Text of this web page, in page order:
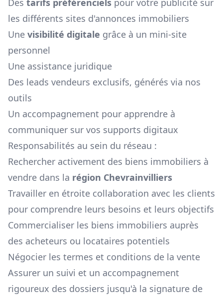
Des tarifs préférenciels pour votre publicité sur
les différents sites d'annonces immobiliers
Une visibilité digitale grâce à un mini-site
personnel
Une assistance juridique
Des leads vendeurs exclusifs, générés via nos
outils
Un accompagnement pour apprendre à
communiquer sur vos supports digitaux
Responsabilités au sein du réseau :
Rechercher activement des biens immobiliers à
vendre dans la région Chevrainvilliers
Travailler en étroite collaboration avec les clients
pour comprendre leurs besoins et leurs objectifs
Commercialiser les biens immobiliers auprès
des acheteurs ou locataires potentiels
Négocier les termes et conditions de la vente
Assurer un suivi et un accompagnement
rigoureux des dossiers jusqu'à la signature de